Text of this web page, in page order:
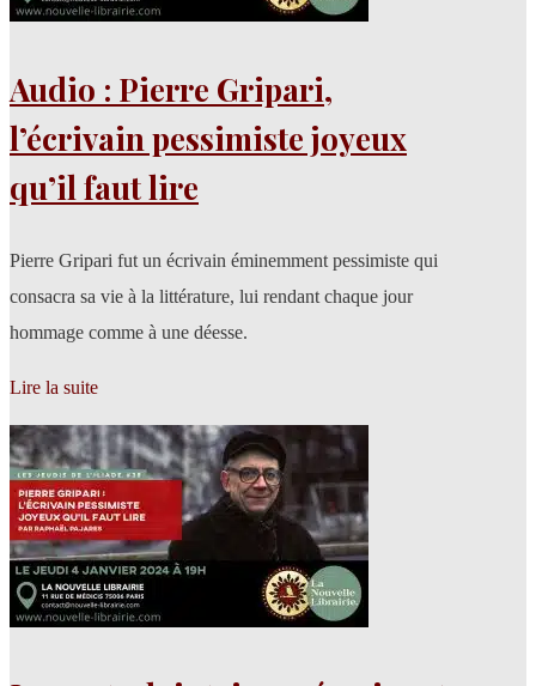
Audio : Pierre Gripari,
l’écrivain pessimiste joyeux
qu’il faut lire
Pierre Gripari fut un écrivain éminemment pessimiste qui
consacra sa vie à la littérature, lui rendant chaque jour
hommage comme à une déesse.​
Lire la suite